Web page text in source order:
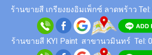
ร้านขายสี เกรียงยงอิมเพ็กซ์ ลาดพร้าว
ร้านขายสี KYI Paint สาขานวมินทร์ Tel: